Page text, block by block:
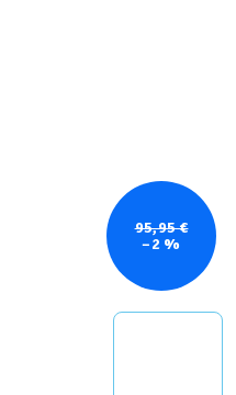
95,95 €
–2 %